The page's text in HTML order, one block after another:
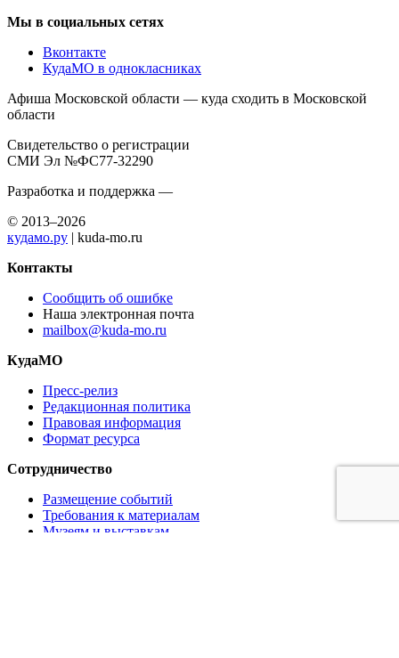
Мы в социальных сетях
Вконтакте
КудаМО в однокласниках
Афиша Московской области — куда сходить в Московской
области
Свидетельство о регистрации
СМИ Эл №ФС77-32290
Разработка и поддержка —
© 2013–2026
кудамо.ру | kuda-mo.ru
Контакты
Сообщить об ошибке
Наша электронная почта
mailbox@kuda-mo.ru
КудаМО
Пресс-релиз
Редакционная политика
Правовая информация
Формат ресурса
Сотрудничество
Размещение событий
Требования к материалам
Музеям и выставкам